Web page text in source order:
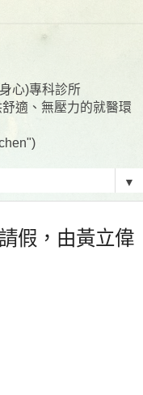
心)專科診所
適、無壓力的就醫環
▼
假，由黃立偉